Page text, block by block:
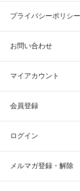
プライバシーポリシー
お問い合わせ
マイアカウント
会員登録
ログイン
メルマガ登録・解除